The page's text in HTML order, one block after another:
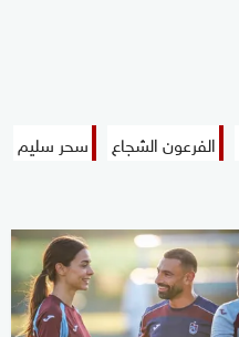
الفرعون الشجاع سحر سليم